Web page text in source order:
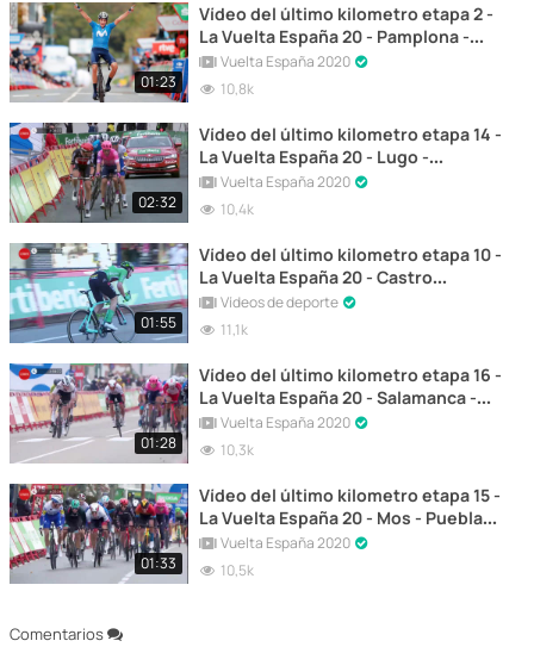
Comentarios
01:23
Vídeo del último kilometro etapa 2 -
La Vuelta España 20 - Pamplona -
Lekunberri
Vuelta España 2020
10,8k
02:32
Vídeo del último kilometro etapa 14 -
La Vuelta España 20 - Lugo -
Ourense
Vuelta España 2020
10,4k
01:55
Vídeo del último kilometro etapa 10 -
La Vuelta España 20 - Castro
Urdiales - Suances
Vídeos de deporte
11,1k
01:28
Vídeo del último kilometro etapa 16 -
La Vuelta España 20 - Salamanca -
Ciudad Rodrigo
Vuelta España 2020
10,3k
01:33
Vídeo del último kilometro etapa 15 -
La Vuelta España 20 - Mos - Puebla
de Sanabria
Vuelta España 2020
10,5k